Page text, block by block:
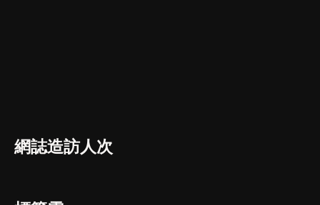
網誌造訪人次